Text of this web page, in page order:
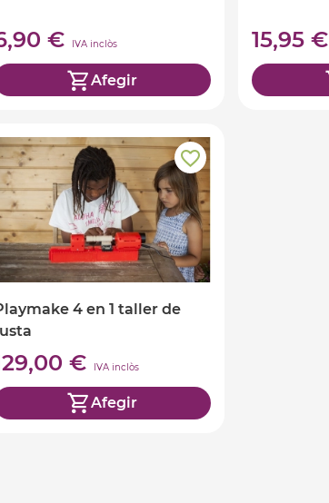
€ IVA inclòs
Afegir
15,95 €
4 en 1 taller de
€ IVA inclòs
Afegir